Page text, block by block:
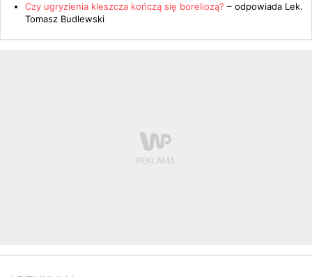
Czy ugryzienia kleszcza kończą się boreliozą? – odpowiada Lek.
Tomasz Budlewski